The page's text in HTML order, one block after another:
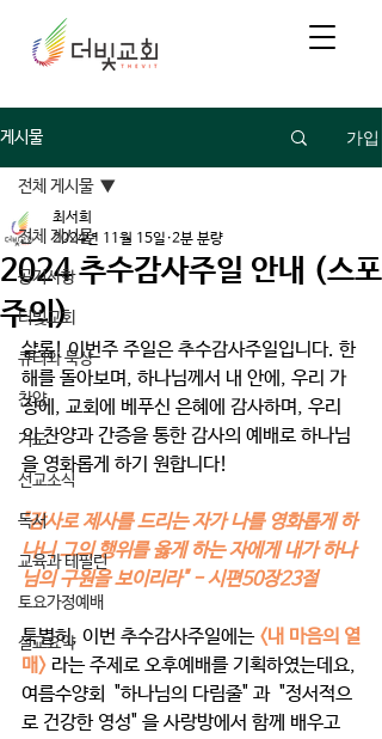
게시물 가입
전체 게시물
공지사항
더빛교회
큐티와 묵상
찬양
기도
선교소식
독서
교육과 테필린
토요가정예배
설교요약
전체 게시물
2024 추수감사주일 안내 (스포
주의)
최서희
2024년 11월 15일 2분 분량
샬롬! 이번주 주일은 추수감사주일입니다. 한
해를 돌아보며, 하나님께서 내 안에, 우리 가
정에, 교회에 베푸신 은혜에 감사하며, 우리
의 찬양과 간증을 통한 감사의 예배로 하나님
을 영화롭게 하기 원합니다!
"감사로 제사를 드리는 자가 나를 영화롭게 하
나니 그의 행위를 옳게 하는 자에게 내가 하나
님의 구원을 보이리라" - 시편50장23절
특별히, 이번 추수감사주일에는 <내 마음의 열
매> 라는 주제로 오후예배를 기획하였는데요,
여름수양회  "하나님의 다림줄" 과  "정서적으
로 건강한 영성" 을 사랑방에서 함께 배우고